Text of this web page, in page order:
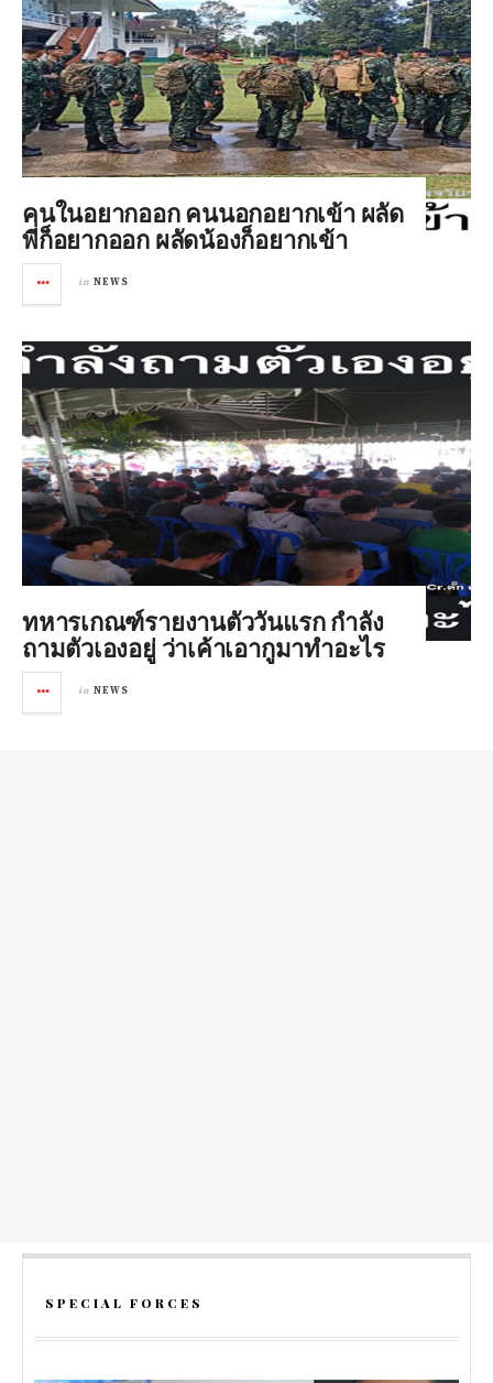
คนในอยากออก คนนอกอยากเข้า ผลัด
พี่ก็อยากออก ผลัดน้องก็อยากเข้า
in NEWS
ทหารเกณฑ์รายงานตัววันแรก กำลัง
ถามตัวเองอยู่ ว่าเค้าเอากูมาทำอะไร
in NEWS
SPECIAL FORCES